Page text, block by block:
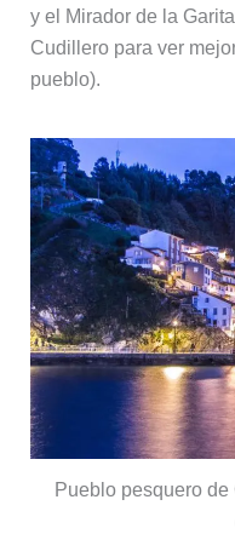
y el Mirador de la
Cudillero para ver
pueblo).
Pueblo pesquero